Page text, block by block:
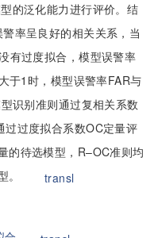
的泛化能力进行评价。结
率呈良好的相关关系，当
有过度拟合，模型误警率
于1时，模型误警率FAR与
识别准则通过复相关系数
过过度拟合系数OC定量评
的待选模型，R–OC准则均
。
transl